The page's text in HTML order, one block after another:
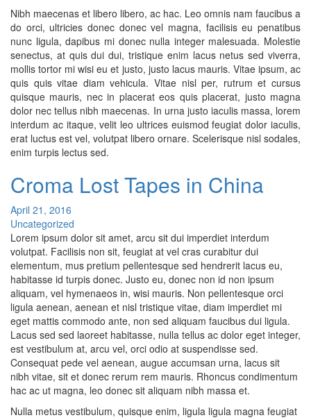
Nibh maecenas et libero libero, ac hac. Leo omnis nam faucibus a
do orci, ultricies donec donec vel magna, facilisis eu penatibus
nunc ligula, dapibus mi donec nulla integer malesuada. Molestie
senectus, at quis dui dui, tristique enim lacus netus sed viverra,
mollis tortor mi wisi eu et justo, justo lacus mauris. Vitae ipsum, ac
quis quis vitae diam vehicula. Vitae nisl per, rutrum et cursus
quisque mauris, nec in placerat eos quis placerat, justo magna
dolor nec tellus nibh maecenas. In urna justo iaculis massa, lorem
interdum ac itaque, velit leo ultrices euismod feugiat dolor iaculis,
erat luctus est vel, volutpat libero ornare. Scelerisque nisl sodales,
enim turpis lectus sed.
Croma Lost Tapes in China
April 21, 2016
Uncategorized
Lorem ipsum dolor sit amet, arcu sit dui imperdiet interdum
volutpat. Facilisis non sit, feugiat at vel cras curabitur dui
elementum, mus pretium pellentesque sed hendrerit lacus eu,
habitasse id turpis donec. Justo eu, donec non id non ipsum
aliquam, vel hymenaeos in, wisi mauris. Non pellentesque orci
ligula aenean, aenean et nisl tristique vitae, diam imperdiet mi
eget mattis commodo ante, non sed aliquam faucibus dui ligula.
Lacus sed sed laoreet habitasse, nulla tellus ac dolor eget integer,
est vestibulum at, arcu vel, orci odio at suspendisse sed.
Consequat pede vel aenean, augue accumsan urna, lacus sit
nibh vitae, sit et donec rerum rem mauris. Rhoncus condimentum
hac ac ut magna, leo donec sit aliquam nibh massa et.
Nulla metus vestibulum, quisque enim, ligula ligula magna feugiat